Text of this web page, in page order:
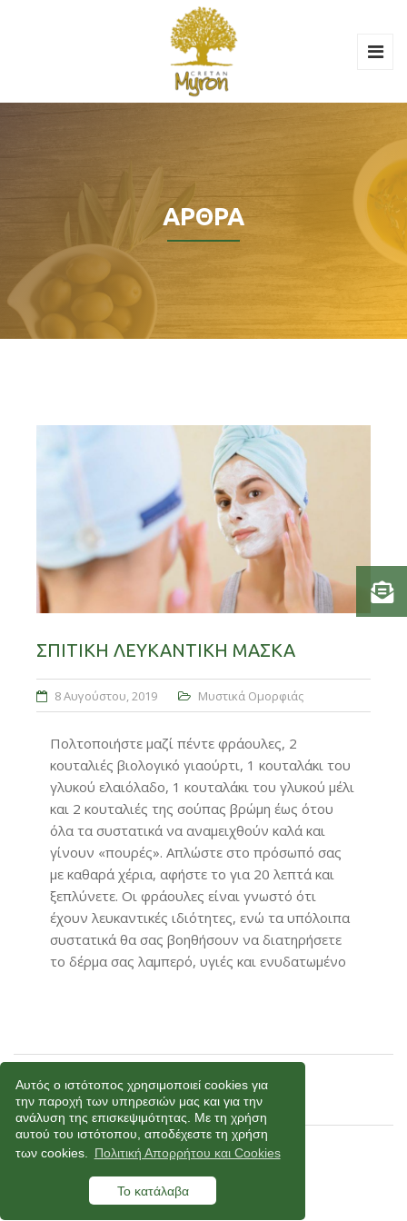
Αυτός ο ιστότοπος χρησιμοποιεί cookies για
την παροχή των υπηρεσιών μας και για την
ανάλυση της επισκεψιμότητας. Με τη χρήση
αυτού του ιστότοπου, αποδέχεστε τη χρήση
των cookies. Πολιτική Απορρήτου και Cookies
Το κατάλαβα
ΆΡΘΡΑ
ΣΠΙΤΙΚΉ ΛΕΥΚΑΝΤΙΚΉ ΜΆΣΚΑ
8 Αυγούστου, 2019 Μυστικά Ομορφιάς
Πολτοποιήστε μαζί πέντε φράουλες, 2
κουταλιές βιολογικό γιαούρτι, 1 κουταλάκι του
γλυκού ελαιόλαδο, 1 κουταλάκι του γλυκού μέλι
και 2 κουταλιές της σούπας βρώμη έως ότου
όλα τα συστατικά να αναμειχθούν καλά και
γίνουν «πουρές». Απλώστε στο πρόσωπό σας
με καθαρά χέρια, αφήστε το για 20 λεπτά και
ξεπλύνετε. Οι φράουλες είναι γνωστό ότι
έχουν λευκαντικές ιδιότητες, ενώ τα υπόλοιπα
συστατικά θα σας βοηθήσουν να διατηρήσετε
το δέρμα σας λαμπερό, υγιές και ενυδατωμένο
Μάσκες Ομορφιάς με Ελαιόλαδο
Για ενυδάτωση των μαλλιών